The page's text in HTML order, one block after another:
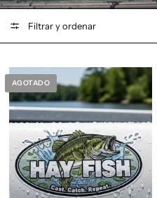
Filtrar y ordenar
AGOTADO